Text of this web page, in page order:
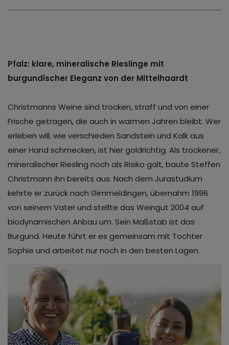
Pfalz: klare, mineralische Rieslinge mit
burgundischer Eleganz von der Mittelhaardt
Christmanns Weine sind trocken, straff und von einer
Frische getragen, die auch in warmen Jahren bleibt. Wer
erleben will, wie verschieden Sandstein und Kalk aus
einer Hand schmecken, ist hier goldrichtig. Als trockener,
mineralischer Riesling noch als Risiko galt, baute Steffen
Christmann ihn bereits aus. Nach dem Jurastudium
kehrte er zurück nach Gimmeldingen, übernahm 1996
von seinem Vater und stellte das Weingut 2004 auf
biodynamischen Anbau um. Sein Maßstab ist das
Burgund. Heute führt er es gemeinsam mit Tochter
Sophie und arbeitet nur noch in den besten Lagen.